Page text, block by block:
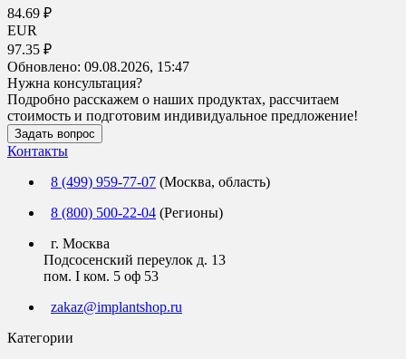
84.69 ₽
EUR
97.35 ₽
Обновлено: 09.08.2026, 15:47
Нужна консультация?
Подробно расскажем о наших продуктах, рассчитаем
стоимость и подготовим индивидуальное предложение!
Задать вопрос
Контакты
8 (499) 959-77-07 (Москва, область)
8 (800) 500-22-04 (Регионы)
г. Москва
Подсосенский переулок д. 13
пом. I ком. 5 оф 53
zakaz@implantshop.ru
Категории